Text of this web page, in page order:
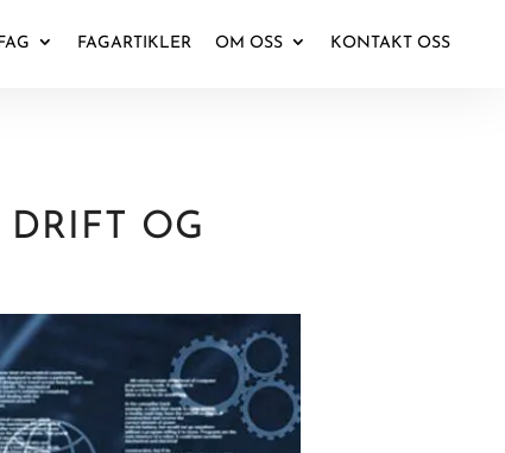
FAGARTIKLER OM OSS KONTAKT OSS
OG